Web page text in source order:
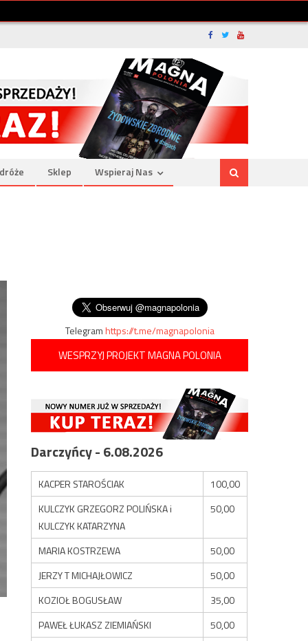
Sklep Wspieraj Nas
Telegramhttps://t.me/magnapolonia
WESPRZYJ PROJEKT MAGNA POLONIA
Darczyńcy - 6.08.2026
KACPER STAROŚCIAK
100,00
KULCZYK GRZEGORZ POLIŃSKA i
KULCZYK KATARZYNA
50,00
MARIA KOSTRZEWA
50,00
JERZY T MICHAJŁOWICZ
50,00
KOZIOŁ BOGUSŁAW
35,00
PAWEŁ ŁUKASZ ZIEMIAŃSKI
50,00